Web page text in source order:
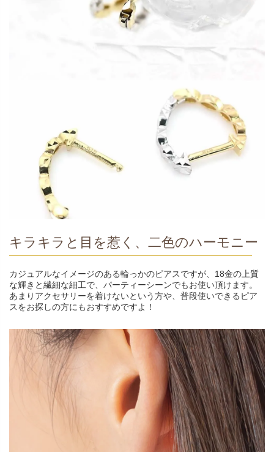
キラキラと目を惹く、二色のハーモニー
カジュアルなイメージのある輪っかのピアスですが、18金の上質
な輝きと繊細な細工で、パーティーシーンでもお使い頂けます。
あまりアクセサリーを着けないという方や、普段使いできるピア
スをお探しの方にもおすすめですよ！